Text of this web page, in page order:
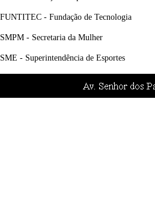
FUNTITEC - Fundação de Tecnologia
SMPM - Secretaria da Mulher
SME - Superintendência de Esportes